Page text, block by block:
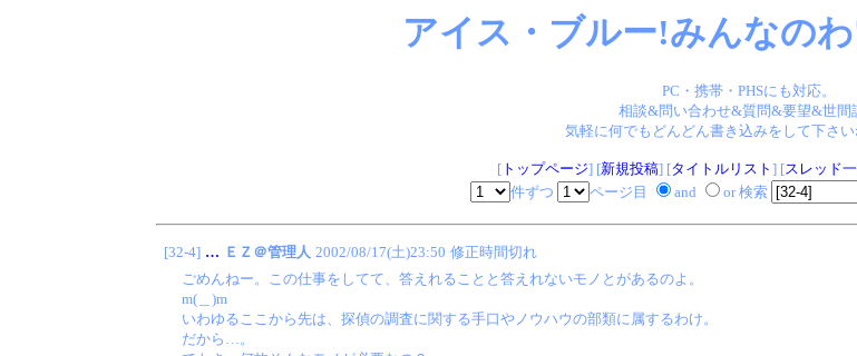
アイス・ブルー!みんなの
PC・携帯・PHSにも対応。
相談&問い合わせ&質問&要望&世
気軽に何でもどんどん書き込みをして下さ
[トップページ] [新規投稿] [タイトルリスト ] [スレッド
件ずつ
ページ目 and or 検索
[32-4] … ＥＺ＠管理人 2002/08/17(土)23:50 修正時間切れ
ごめんねー。この仕事をしてて、答えれることと答えれないモノとがあるのよ。
m(＿)m
いわゆるここから先は、探偵の調査に関する手口やノウハウの部類に属するわけ。
だから…。